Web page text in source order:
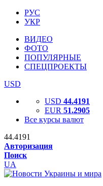
РУС
УКР
ВИДЕО
ФОТО
ПОПУЛЯРНЫЕ
СПЕЦПРОЕКТЫ
USD
USD 44.4191
EUR 51.2905
Все курсы валют
44.4191
Авторизация
Поиск
UA